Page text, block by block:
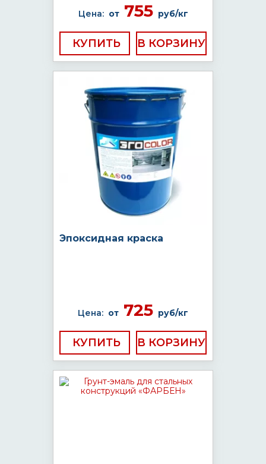
Цена: от755 руб/кг
КУПИТЬ
Эпоксидная краска
Цена: от 725 руб/кг
КУПИТЬ